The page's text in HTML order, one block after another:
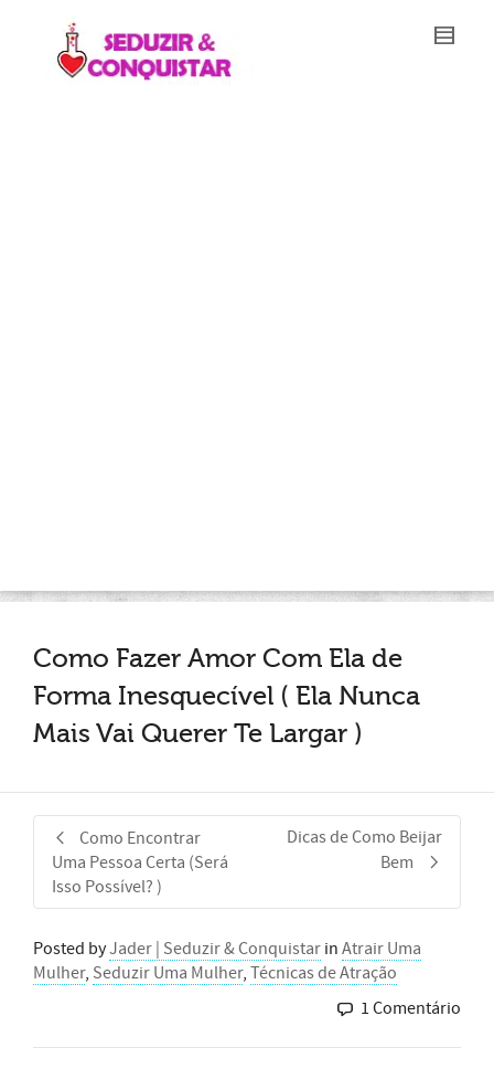
Como Fazer Amor Com Ela de
Forma Inesquecível ( Ela Nunca
Mais Vai Querer Te Largar )
Como Encontrar
Uma Pessoa Certa (Será
Isso Possível? )
Dicas de Como Beijar
Bem
Posted byJader | Seduzir & Conquistar in Atrair Uma
Mulher, Seduzir Uma Mulher, Técnicas de Atração
1 Comentário